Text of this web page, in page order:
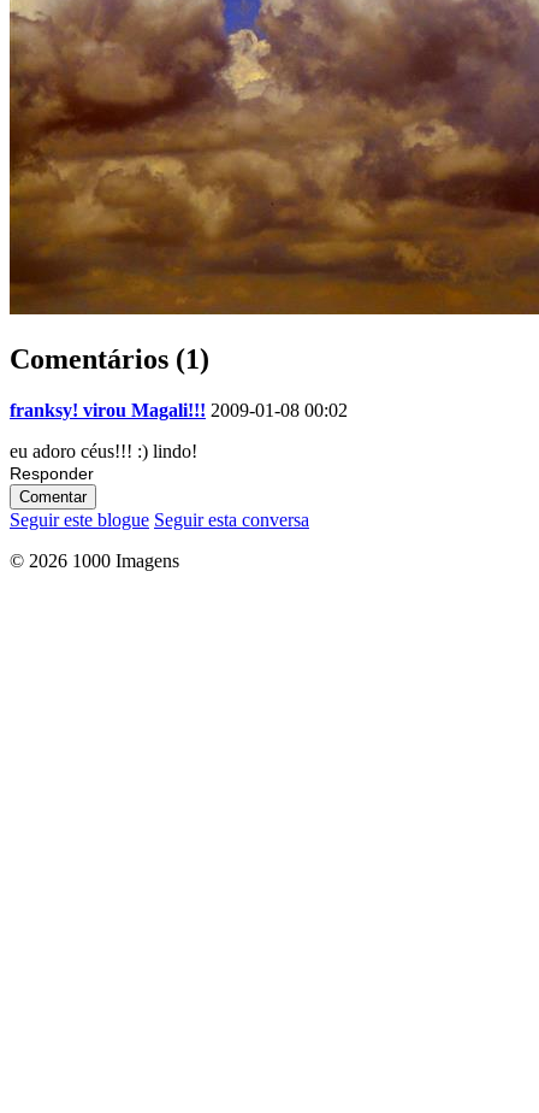
Comentários (1)
franksy! virou Magali!!! 2009-01-08 00:02
eu adoro céus!!! :) lindo!
Responder
Comentar
Seguir este blogue Seguir esta conversa
© 2026 1000 Imagens